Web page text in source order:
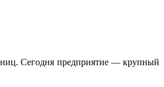
Сегодня предприятие — крупный